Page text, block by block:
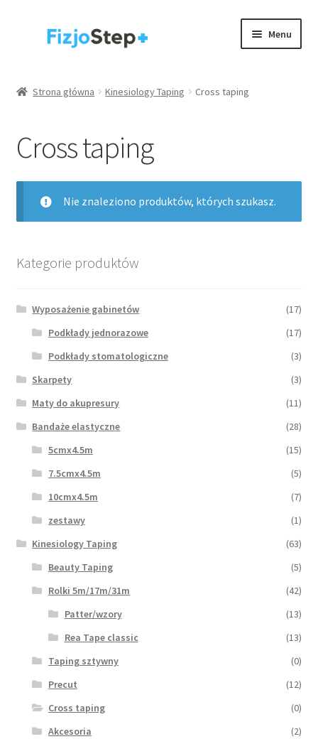
Przejdź
Przejdź
Menu
Akcesoria
Rehabilitacja / trening
Zdrowie
Rozwiń
.
Strona główna Kinesiology Taping Cross taping
Cross taping
Nie znaleziono produktów, których szukasz.
Kategorie produktów
Wyposażenie gabinetów
(17)
Podkłady jednorazowe
(17)
Podkłady stomatologiczne
(3)
Skarpety
(3)
Maty do akupresury
(11)
Bandaże elastyczne
(28)
5cmx4.5m
(15)
7.5cmx4.5m
(5)
10cmx4.5m
(7)
zestawy
(1)
Kinesiology Taping
(63)
Beauty Taping
(5)
Rolki 5m/17m/31m
(42)
Patter/wzory
(13)
Rea Tape classic
(13)
Taping sztywny
(0)
Precut
(12)
Cross taping
(0)
Akcesoria
(2)